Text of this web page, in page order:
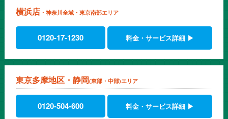
横浜店 ・神奈川全域・東京南部エリア
0120-17-1230 料金・サービス詳細 ▶
東京多摩地区・静岡(東部・中部)エリア
0120-504-600 料金・サービス詳細 ▶